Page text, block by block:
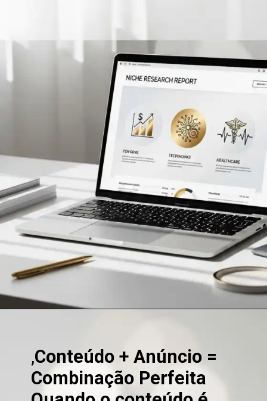
,Conteúdo + Anúncio =
Combinação Perfeita